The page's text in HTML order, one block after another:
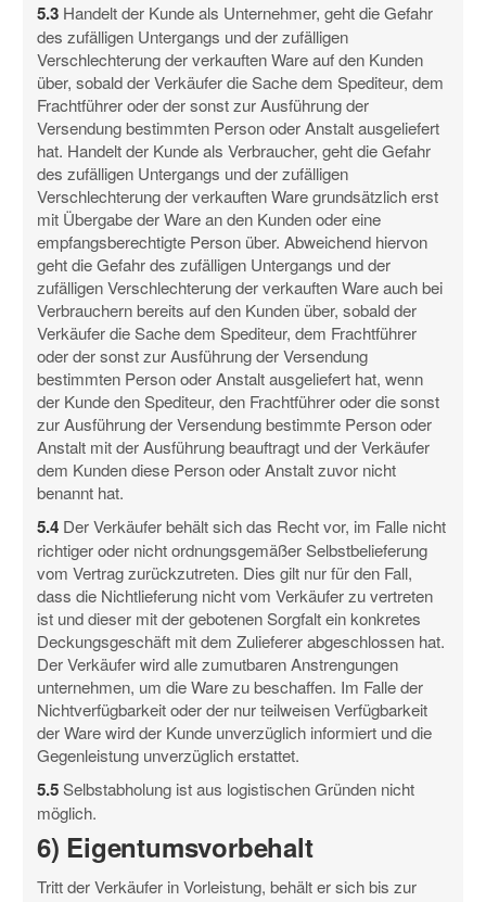
5.3Handelt der Kunde als Unternehmer, geht die Gefahr
des zufälligen Untergangs und der zufälligen
Verschlechterung der verkauften Ware auf den Kunden
über, sobald der Verkäufer die Sache dem Spediteur, dem
Frachtführer oder der sonst zur Ausführung der
Versendung bestimmten Person oder Anstalt ausgeliefert
hat. Handelt der Kunde als Verbraucher, geht die Gefahr
des zufälligen Untergangs und der zufälligen
Verschlechterung der verkauften Ware grundsätzlich erst
mit Übergabe der Ware an den Kunden oder eine
empfangsberechtigte Person über. Abweichend hiervon
geht die Gefahr des zufälligen Untergangs und der
zufälligen Verschlechterung der verkauften Ware auch bei
Verbrauchern bereits auf den Kunden über, sobald der
Verkäufer die Sache dem Spediteur, dem Frachtführer
oder der sonst zur Ausführung der Versendung
bestimmten Person oder Anstalt ausgeliefert hat, wenn
der Kunde den Spediteur, den Frachtführer oder die sonst
zur Ausführung der Versendung bestimmte Person oder
Anstalt mit der Ausführung beauftragt und der Verkäufer
dem Kunden diese Person oder Anstalt zuvor nicht
benannt hat.
5.4Der Verkäufer behält sich das Recht vor, im Falle nicht
richtiger oder nicht ordnungsgemäßer Selbstbelieferung
vom Vertrag zurückzutreten. Dies gilt nur für den Fall,
dass die Nichtlieferung nicht vom Verkäufer zu vertreten
ist und dieser mit der gebotenen Sorgfalt ein konkretes
Deckungsgeschäft mit dem Zulieferer abgeschlossen hat.
Der Verkäufer wird alle zumutbaren Anstrengungen
unternehmen, um die Ware zu beschaffen. Im Falle der
Nichtverfügbarkeit oder der nur teilweisen Verfügbarkeit
der Ware wird der Kunde unverzüglich informiert und die
Gegenleistung unverzüglich erstattet.
5.5Selbstabholung ist aus logistischen Gründen nicht
möglich.
6) Eigentumsvorbehalt
Tritt der Verkäufer in Vorleistung, behält er sich bis zur